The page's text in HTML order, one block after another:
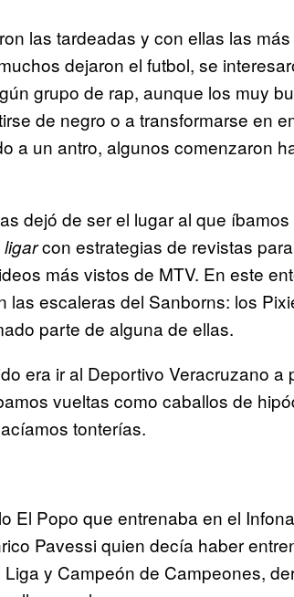
las tardeadas y con ellas las
dejaron el futbol, se
grupo de rap, aunque los muy
de negro o a transformarse en
a un antro, algunos comenzaron
dejó de ser el lugar al que
ligarcon estrategias de revistas
más vistos de MTV. En este
las escaleras del Sanborns: los
parte de alguna de ellas.
era ir al Deportivo Veracruzano a
vueltas como caballos de
tonterías.
El Popo que entrenaba en el
Pavessi quien decía haber
y Campeón de Campeones,